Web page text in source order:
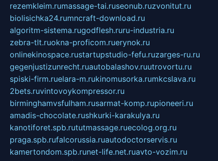
rezemkleim.rumassage-tai.ruseonub.ruzvonitut.ru
biolisichka24.rumncraft-download.ru
algoritm-sistema.rugodflesh.ruru-industria.ru
zebra-tlt.ruokna-proficom.ruerynok.ru
onlinekinospace.rustartupstudio-fefu.ruzarges-ru.ru
gegenjustizunrecht.ruautobalashov.ruutrovortu.ru
spiski-firm.ruelara-m.rukinomusorka.rumkcslava.ru
2bets.ruvintovoykompressor.ru
birminghamvsfulham.rusarmat-komp.rupioneeri.ru
amadis-chocolate.rushkurki-karakulya.ru
kanotiforet.spb.rututmassage.ruecolog.org.ru
praga.spb.rufalcorussia.ruautodoctorservis.ru
kamertondom.spb.runet-life.net.ruavto-vozim.ru